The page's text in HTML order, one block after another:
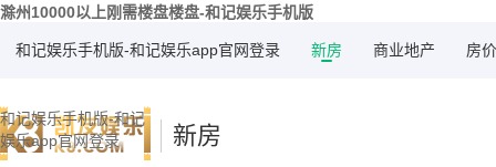
滁州10000以上刚需楼盘楼盘-和记娱乐手机版
和记娱乐手机版-和记娱乐app官网登录 新房 商业地产 房价
和记娱乐手机版-和记
娱乐app官网登录
新房